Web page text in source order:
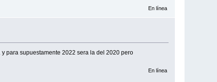
En línea
para supuestamente 2022 sera la del 2020 pero
En línea